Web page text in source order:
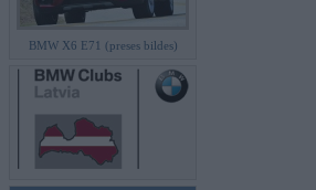
BMW X6 E71 (preses bildes)